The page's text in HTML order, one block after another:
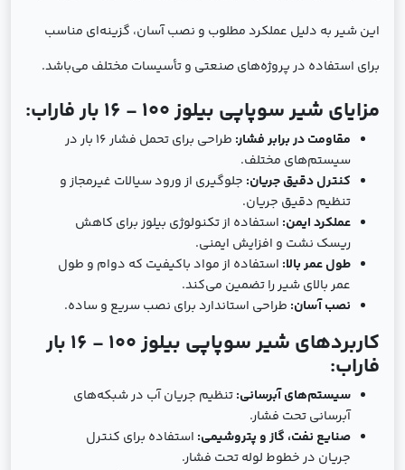
این شیر به دلیل عملکرد مطلوب و نصب آسان، گزینه‌ای مناسب
برای استفاده در پروژه‌های صنعتی و تأسیسات مختلف می‌باشد.
مزایای شیر سوپاپی بیلوز 100 - 16 بار فاراب:
مقاومت در برابر فشار:
طراحی برای تحمل فشار 16 بار در
سیستم‌های مختلف.
کنترل دقیق جریان: جلوگیری از ورود سیالات غیرمجاز و
تنظیم دقیق جریان.
عملکرد ایمن: استفاده از تکنولوژی بیلوز برای کاهش
ریسک نشت و افزایش ایمنی.
طول عمر بالا: استفاده از مواد باکیفیت که دوام و طول
عمر بالای شیر را تضمین می‌کند.
نصب آسان: طراحی استاندارد برای نصب سریع و ساده.
کاربردهای شیر سوپاپی بیلوز 100 - 16 بار
فاراب:
سیستم‌های آبرسانی:تنظیم جریان آب در شبکه‌های
آبرسانی تحت فشار.
صنایع نفت، گاز و پتروشیمی: استفاده برای کنترل
جریان در خطوط لوله تحت فشار.